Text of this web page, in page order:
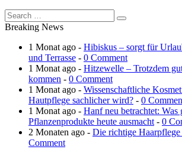
Breaking News
1 Monat ago - Hibiskus – sorgt für
und Terrasse - 0 Comment
1 Monat ago - Hitzewelle – Trotzdem
kommen - 0 Comment
1 Monat ago - Wissenschaftliche
Hautpflege sachlicher wird? - 0
1 Monat ago - Hanf neu betrachtet: Was
Pflanzenprodukte heute ausmacht - 0
2 Monaten ago - Die richtige
Comment